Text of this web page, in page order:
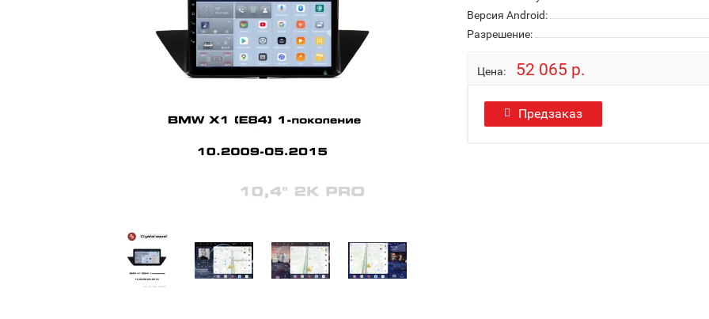
Версия Android:
Разрешение:
Цена: 52 065 р.
Предзаказ